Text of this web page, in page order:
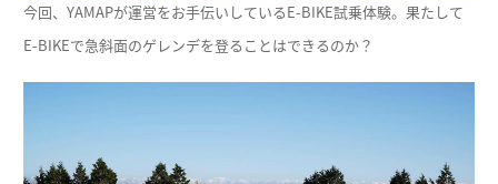
今回、YAMAPが運営をお手伝いしているE-BIKE試乗体験。果たして
E-BIKEで急斜面のゲレンデを登ることはできるのか？